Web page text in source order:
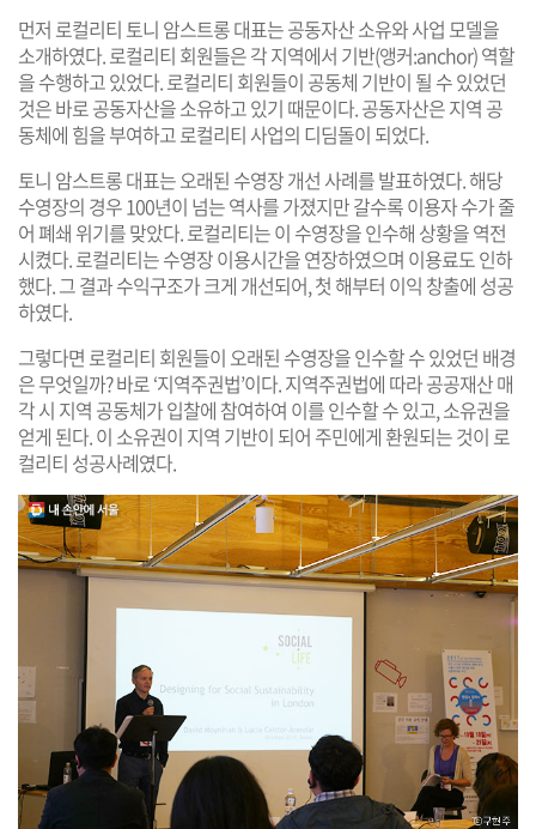
먼저 로컬리티 토니 암스트롱 대표는 공동자산 소유와 사업 모델을
소개하였다. 로컬리티 회원들은 각 지역에서 기반(앵커:anchor) 역할
을 수행하고 있었다. 로컬리티 회원들이 공동체 기반이 될 수 있었던
것은 바로 공동자산을 소유하고 있기 때문이다. 공동자산은 지역 공
동체에 힘을 부여하고 로컬리티 사업의 디딤돌이 되었다.
토니 암스트롱 대표는 오래된 수영장 개선 사례를 발표하였다. 해당
수영장의 경우 100년이 넘는 역사를 가졌지만 갈수록 이용자 수가 줄
어 폐쇄 위기를 맞았다. 로컬리티는 이 수영장을 인수해 상황을 역전
시켰다. 로컬리티는 수영장 이용시간을 연장하였으며 이용료도 인하
했다. 그 결과 수익구조가 크게 개선되어, 첫 해부터 이익 창출에 성공
하였다.
그렇다면 로컬리티 회원들이 오래된 수영장을 인수할 수 있었던 배경
은 무엇일까? 바로 ‘지역주권법’이다. 지역주권법에 따라 공공재산 매
각 시 지역 공동체가 입찰에 참여하여 이를 인수할 수 있고, 소유권을
얻게 된다. 이 소유권이 지역 기반이 되어 주민에게 환원되는 것이 로
컬리티 성공사례였다.